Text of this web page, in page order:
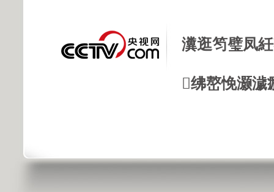
瀵逛笉璧凤
绋嶅悗灏